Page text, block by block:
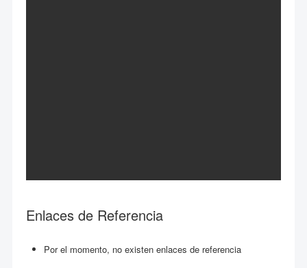
Enlaces de Referencia
Por el momento, no existen enlaces de referencia